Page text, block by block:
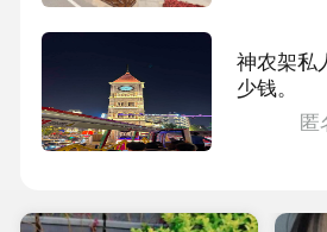
神农架私
少钱。
匿